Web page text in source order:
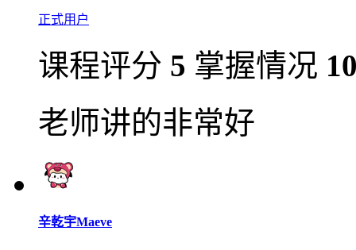
正式用户
课程评分 5 掌握情况
老师讲的非常好
辛乾宇Maeve